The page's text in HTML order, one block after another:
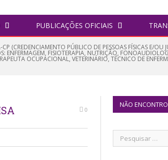
PUBLICAÇÕES OFICIAIS
(CREDENCIAMENTO PÚBLICO DE PESSOAS FÍSICAS E/OU
ENFERMAGEM, FISIOTERAPIA, NUTRIÇÃO,
OCUPACIONAL, VETERINÁRIO, TÉCNICO DE
0
NÃO